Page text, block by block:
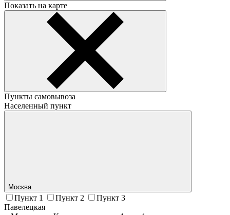
Показать на карте
Пункты самовывоза
Населенный пункт
Москва
Пункт 1 Пункт 2
Пункт 3
Павелецкая